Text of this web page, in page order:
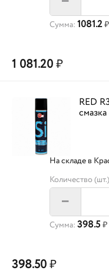
Сумма: 1081.2₽
1 081.20₽
RED
На складе в
Количество (шт.)
–
Сумма: 398.5 ₽
398.50₽